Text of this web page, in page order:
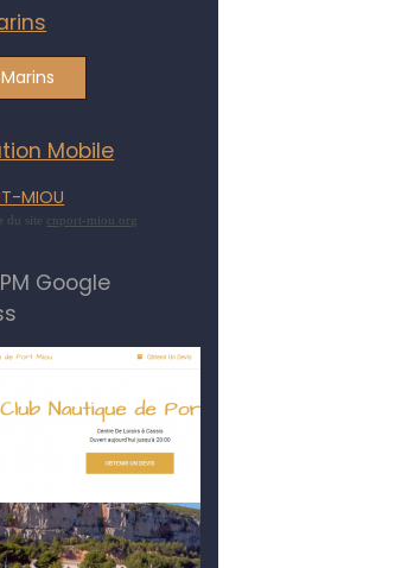
Mobile
du site cnport-miou.org
Google